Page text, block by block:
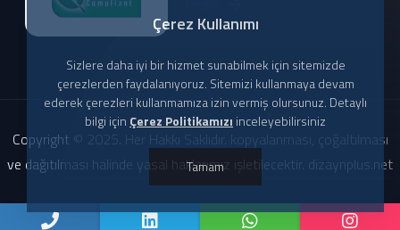
Copyright © 2025. Her Hakkı Saklıdır. kopyalanması, çoğaltılması
ve dağıtılması halinde yasal haklarımız işletilecektir. dizaynplus.net
Çerez Kullanımı
Sizlere daha iyi bir hizmet sunabilmek için sitemizde
çerezlerden faydalanıyoruz. Sitemizi kullanmaya devam
ederek çerezleri kullanmamıza izin vermiş olursunuz. Detaylı
bilgi için Çerez Politikamızı inceleyebilirsiniz
Tamam